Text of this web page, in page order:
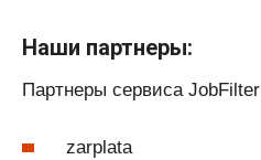
Наши партнеры:
Партнеры сервиса JobFilter
zarplata